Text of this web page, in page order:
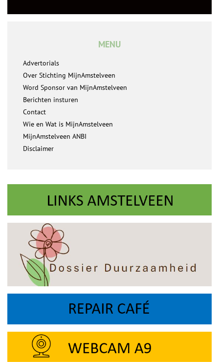
MENU
Advertorials
Over Stichting MijnAmstelveen
Word Sponsor van MijnAmstelveen
Berichten insturen
Contact
Wie en Wat is MijnAmstelveen
MijnAmstelveen ANBI
Disclaimer